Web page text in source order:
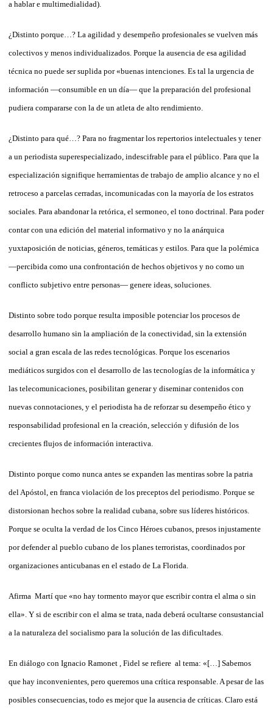
a hablar e multimedialidad).
¿Distinto porque…? La agilidad y desempeño profesionales se vuelven más
colectivos y menos individualizados. Porque la ausencia de esa agilidad
técnica no puede ser suplida por «buenas intenciones. Es tal la urgencia de
información —consumible en un día— que la preparación del profesional
pudiera compararse con la de un atleta de alto rendimiento.
¿Distinto para qué…? Para no fragmentar los repertorios intelectuales y tener
a un periodista superespecializado, indescifrable para el público. Para que la
especialización signifique herramientas de trabajo de amplio alcance y no el
retroceso a parcelas cerradas, incomunicadas con la mayoría de los estratos
sociales. Para abandonar la retórica, el sermoneo, el tono doctrinal. Para poder
contar con una edición del material informativo y no la anárquica
yuxtaposición de noticias, géneros, temáticas y estilos. Para que la polémica
—percibida como una confrontación de hechos objetivos y no como un
conflicto subjetivo entre personas— genere ideas, soluciones.
Distinto sobre todo porque resulta imposible potenciar los procesos de
desarrollo humano sin la ampliación de la conectividad, sin la extensión
social a gran escala de las redes tecnológicas. Porque los escenarios
mediáticos surgidos con el desarrollo de las tecnologías de la informática y
las telecomunicaciones, posibilitan generar y diseminar contenidos con
nuevas connotaciones, y el periodista ha de reforzar su desempeño ético y
responsabilidad profesional en la creación, selección y difusión de los
crecientes flujos de información interactiva.
Distinto porque como nunca antes se expanden las mentiras sobre la patria
del Apóstol, en franca violación de los preceptos del periodismo. Porque se
distorsionan hechos sobre la realidad cubana, sobre sus líderes históricos.
Porque se oculta la verdad de los Cinco Héroes cubanos, presos injustamente
por defender al pueblo cubano de los planes terroristas, coordinados por
organizaciones anticubanas en el estado de La Florida.
Afirma Martí que «no hay tormento mayor que escribir contra el alma o sin
ella». Y si de escribir con el alma se trata, nada deberá ocultarse consustancial
a la naturaleza del socialismo para la solución de las dificultades.
En diálogo con Ignacio Ramonet , Fidel se refiere al tema: «[…] Sabemos
que hay inconvenientes, pero queremos una crítica responsable. A pesar de las
posibles consecuencias, todo es mejor que la ausencia de críticas. Claro está